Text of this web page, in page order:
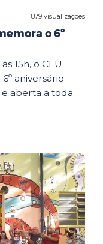
879 visualizações
o 6º
15h, o CEU
aniversário
aberta a toda